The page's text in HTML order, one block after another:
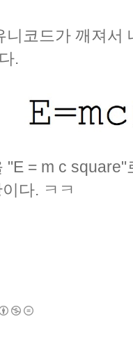
니코드가 깨져서
.
"E = m c
다. ㅋㅋ